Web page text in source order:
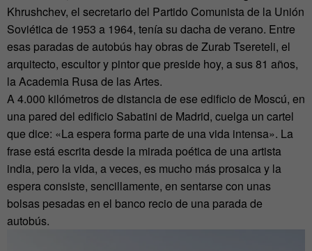
Khrushchev, el secretario del Partido Comunista de la Unión
Soviética de 1953 a 1964, tenía su dacha de verano. Entre
esas paradas de autobús hay obras de Zurab Tsereteli, el
arquitecto, escultor y pintor que preside hoy, a sus 81 años,
la Academia Rusa de las Artes.
A 4.000 kilómetros de distancia de ese edificio de Moscú, en
una pared del edificio Sabatini de Madrid, cuelga un cartel
que dice: «La espera forma parte de una vida intensa». La
frase está escrita desde la mirada poética de una artista
india, pero la vida, a veces, es mucho más prosaica y la
espera consiste, sencillamente, en sentarse con unas
bolsas pesadas en el banco recio de una parada de
autobús.